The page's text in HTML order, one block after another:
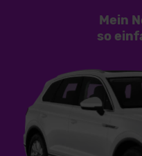
Mein
so